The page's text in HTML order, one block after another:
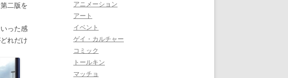
二版を
った感
れだけ
アニメーション
アート
イベント
ゲイ・カルチャー
コミック
トールキン
マッチョ